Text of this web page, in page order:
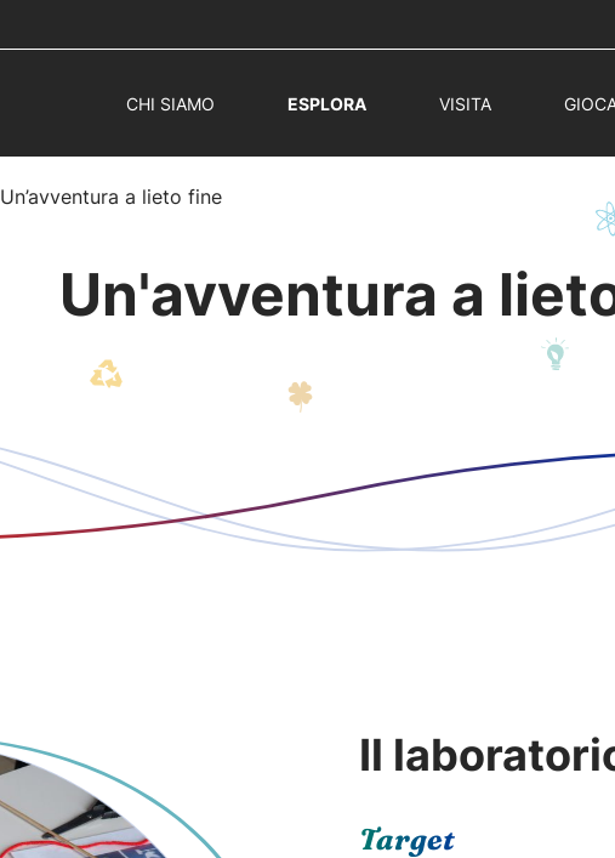
CHI SIAMO ESPLORA VISITA
Un’avventura a lieto fine
Un'avventura a
Il
Target